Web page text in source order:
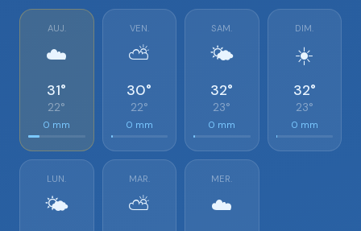
AUJ.
☁️
31°
22°
0 mm
VEN.
⛅
30°
22°
0 mm
SAM.
🌤️
32°
23°
0 mm
DIM.
☀️
32°
23°
0 mm
LUN.
🌤️
MAR.
⛅
MER.
☁️